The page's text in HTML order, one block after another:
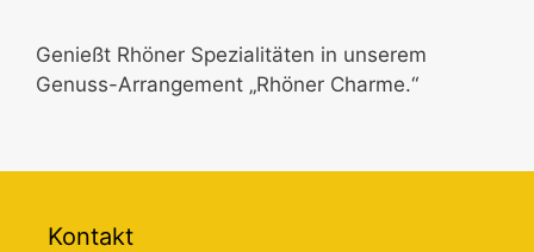
Genießt Rhöner Spezialitäten in unserem
Genuss-Arrangement „Rhöner Charme.“
Kontakt